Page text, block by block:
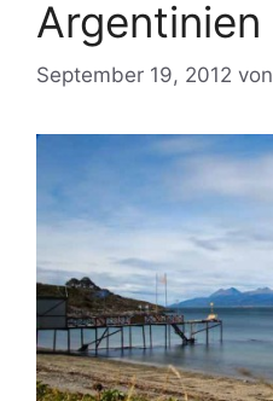
Argentinien
September 19, 2012 von